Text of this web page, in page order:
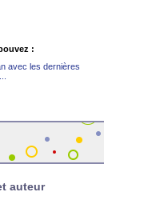
:
avec les dernières
auteur